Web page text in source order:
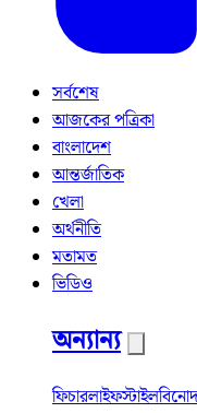
সর্বশেষ
আজকের পত্রিকা
বাংলাদেশ
আন্তর্জাতিক
খেলা
অর্থনীতি
মতামত
ভিডিও
অন্যান্য
ফিচারলাইফস্টাইল